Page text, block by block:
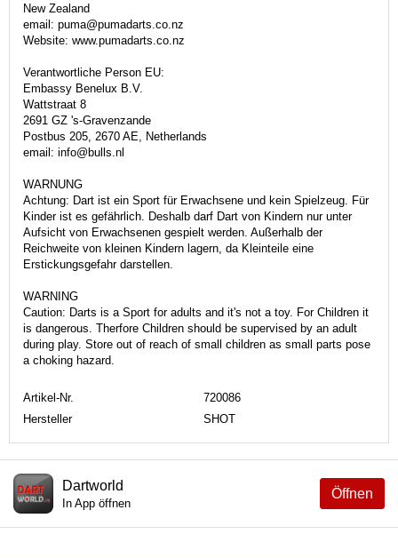
New Zealand
email: puma@pumadarts.co.nz
Website: www.pumadarts.co.nz
Verantwortliche Person EU:
Embassy Benelux B.V.
Wattstraat 8
2691 GZ 's-Gravenzande
Postbus 205, 2670 AE, Netherlands
email: info@bulls.nl
WARNUNG
Achtung: Dart ist ein Sport für Erwachsene und kein Spielzeug. Für
Kinder ist es gefährlich. Deshalb darf Dart von Kindern nur unter
Aufsicht von Erwachsenen gespielt werden. Außerhalb der
Reichweite von kleinen Kindern lagern, da Kleinteile eine
Erstickungsgefahr darstellen.
WARNING
Caution: Darts is a Sport for adults and it's not a toy. For Children it
is dangerous. Therfore Children should be supervised by an adult
during play. Store out of reach of small children as small parts pose
a choking hazard.
Artikel-Nr.
720086
Hersteller
SHOT
Öffnen
Dartworld
In App öffnen